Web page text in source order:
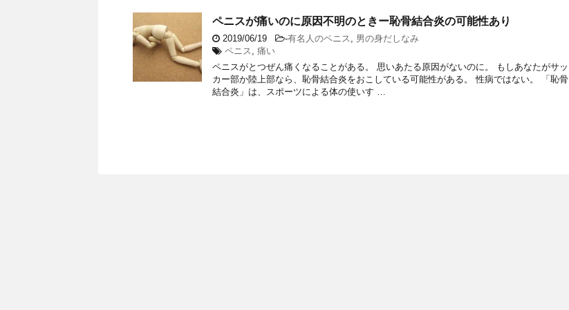
ペニスが痛いのに原因不明のときー恥骨結合炎の可能性あり
2019/06/19 -有名人のペニス , 男の身だしなみ
ペニス , 痛い
ペニスがとつぜん痛くなることがある。 思いあたる原因がないのに。 もしあなたがサッ
カー部か陸上部なら、恥骨結合炎をおこしている可能性がある。 性病ではない。 「恥骨
結合炎」は、スポーツによる体の使いす …